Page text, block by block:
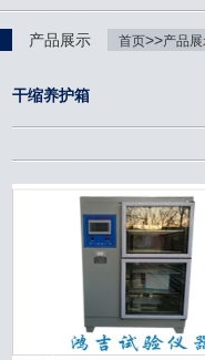
产品展示 首页>>产品展
干缩养护箱